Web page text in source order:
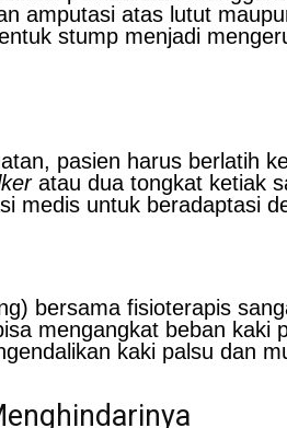
amputasi atas lutut
stump menjadi
pasien harus berlatih
atau dua tongkat ketiak
medis untuk beradaptasi
bersama fisioterapis
mengangkat beban kaki
kaki palsu dan